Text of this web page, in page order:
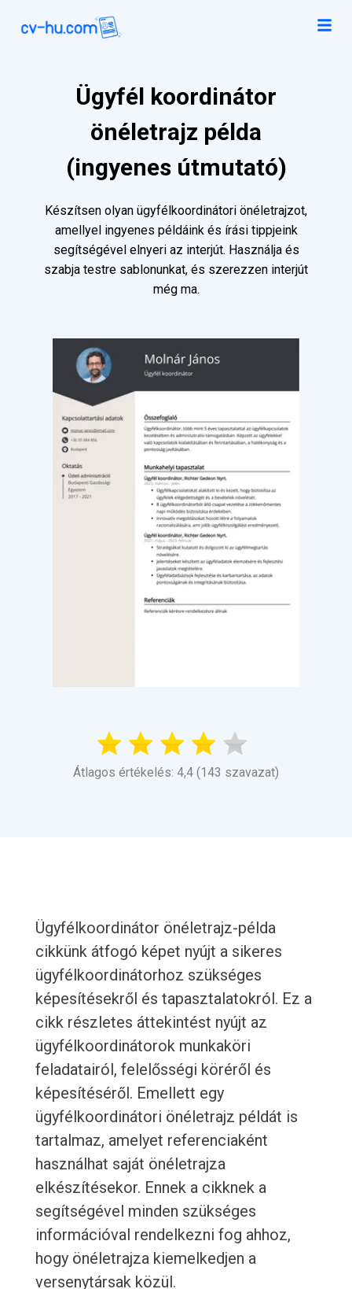
Ügyfél koordinátor
önéletrajz példa
(ingyenes útmutató)
Készítsen olyan ügyfélkoordinátori önéletrajzot,
amellyel ingyenes példáink és írási tippjeink
segítségével elnyeri az interjút. Használja és
szabja testre sablonunkat, és szerezzen interjút
még ma.
Átlagos értékelés: 4,4 (143 szavazat)
Ügyfélkoordinátor önéletrajz-példa
cikkünk átfogó képet nyújt a sikeres
ügyfélkoordinátorhoz szükséges
képesítésekről és tapasztalatokról. Ez a
cikk részletes áttekintést nyújt az
ügyfélkoordinátorok munkaköri
feladatairól, felelősségi köréről és
képesítéséről. Emellett egy
ügyfélkoordinátori önéletrajz példát is
tartalmaz, amelyet referenciaként
használhat saját önéletrajza
elkészítésekor. Ennek a cikknek a
segítségével minden szükséges
információval rendelkezni fog ahhoz,
hogy önéletrajza kiemelkedjen a
versenytársak közül.